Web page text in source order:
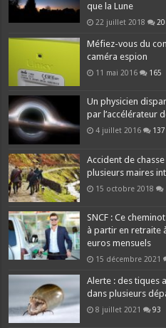
que la Lune
22 juillet 2018
Méfiez-vous du
caméra espion
11 mai 2016 165
Un physicien
par l’accélérateur
4 juillet 2016 137
Accident de
plusieurs maires
15 octobre 2018
SNCF : Ce
à partir en retraite
euros mensuels
15 décembre 2021
Alerte : des tiques
dans plusieurs
8 juillet 2021 93